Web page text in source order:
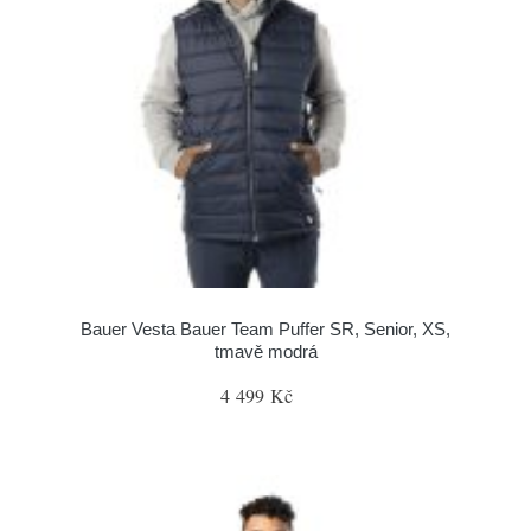
Bauer Vesta Bauer Team Puffer SR, Senior, XS,
tmavě modrá
4 499 Kč